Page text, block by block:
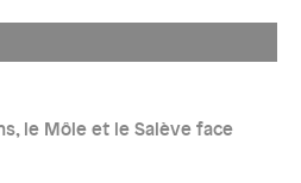
le Môle et le Salève face